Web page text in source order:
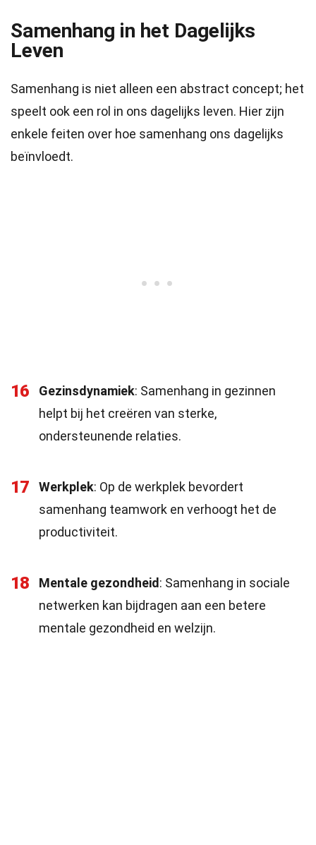
Samenhang in het Dagelijks
Leven
Samenhang is niet alleen een abstract concept; het
speelt ook een rol in ons dagelijks leven. Hier zijn
enkele feiten over hoe samenhang ons dagelijks
beïnvloedt.
16 Gezinsdynamiek: Samenhang in gezinnen
helpt bij het creëren van sterke,
ondersteunende relaties.
17 Werkplek: Op de werkplek bevordert
samenhang teamwork en verhoogt het de
productiviteit.
18 Mentale gezondheid : Samenhang in sociale
netwerken kan bijdragen aan een betere
mentale gezondheid en welzijn.